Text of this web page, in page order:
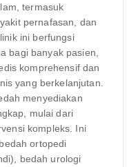
termasuk
pernafasan, dan
ini berfungsi
bagi banyak pasien,
komprehensif dan
yang berkelanjutan.
menyediakan
mulai dari
kompleks. Ini
ortopedi
bedah urologi